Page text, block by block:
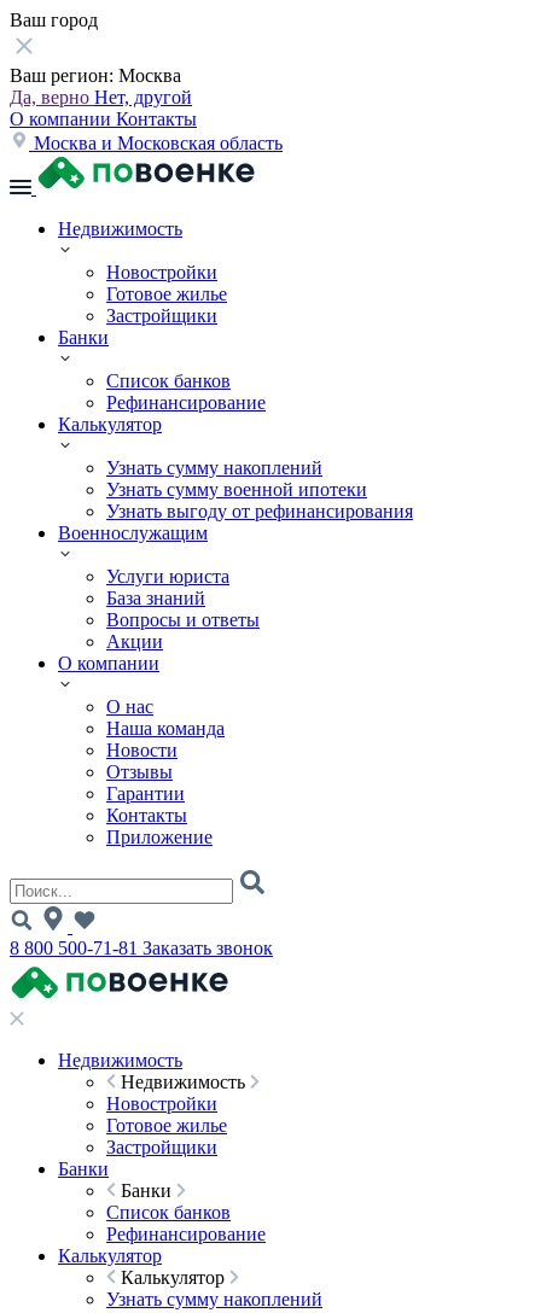
Ваш город
Ваш регион: Москва
Да, верно Нет, другой
О компании Контакты
Москва и Московская область
Недвижимость
Новостройки
Готовое жилье
Застройщики
Банки
Список банков
Рефинансирование
Калькулятор
Узнать сумму накоплений
Узнать сумму военной ипотеки
Узнать выгоду от рефинансирования
Военнослужащим
Услуги юриста
База знаний
Вопросы и ответы
Акции
О компании
О нас
Наша команда
Новости
Отзывы
Гарантии
Контакты
Приложение
8 800 500-71-81 Заказать звонок
Недвижимость
Недвижимость
Новостройки
Готовое жилье
Застройщики
Банки
Банки
Список банков
Рефинансирование
Калькулятор
Калькулятор
Узнать сумму накоплений